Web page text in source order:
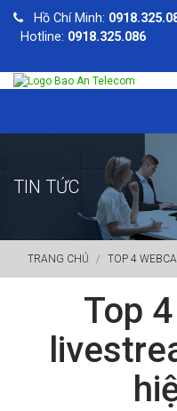
Hồ Chí Minh:
Hotline: 0918.325.086
TIN TỨC
TRANG CHỦ TOP 4
Top